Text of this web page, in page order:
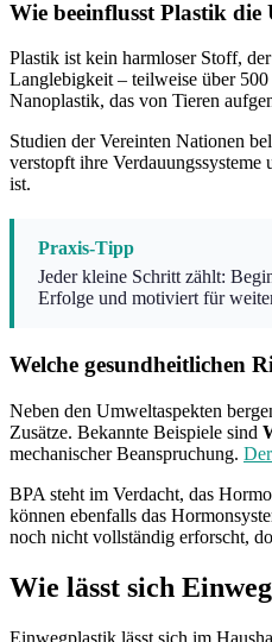
Wie beeinflusst Plastik die
Plastik ist kein harmloser Stoff,
Langlebigkeit – teilweise über
Nanoplastik, das von Tieren
Studien der Vereinten Nationen
verstopft ihre
ist.
Praxis-Tipp
Jeder kleine Schritt zählt:
Erfolge und motiviert für
Welche gesundheitlichen
Neben den Umweltaspekten
Zusätze. Bekannte Beispiele sind
mechanischer Beanspruchung.
BPA steht im Verdacht, das
können ebenfalls das
noch nicht vollständig erforscht,
Wie lässt sich
Einwegplastik lässt sich im